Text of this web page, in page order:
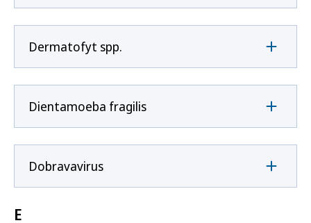
Dermatofyt spp.
Dientamoeba fragilis
Dobravavirus
E